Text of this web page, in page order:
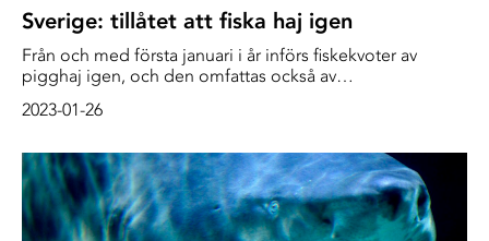
Sverige: tillåtet att fiska haj igen
Från och med första januari i år införs fiskekvoter av
pigghaj igen, och den omfattas också av
fortfarande pigghajen som akut hotad och rödlistad.
2023-01-26